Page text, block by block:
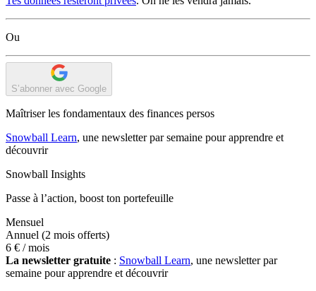
Ou
S’abonner avec Google
Maîtriser les fondamentaux des finances persos
Snowball Learn, une newsletter par semaine pour apprendre et
découvrir
Snowball Insights
Passe à l’action, boost ton portefeuille
Mensuel
Annuel (2 mois offerts)
6 € / mois
La newsletter gratuite : Snowball Learn, une newsletter par
semaine pour apprendre et découvrir